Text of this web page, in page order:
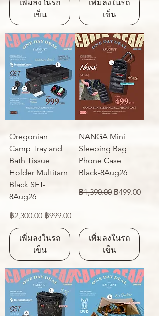
เพิ่มลงในรถ
เข็น
เพิ่มลงในรถ
เข็น
Oregonian
Camp Tray and
Bath Tissue
Holder Multitarn
Black SET-
8Aug26
ราคาปกติ
฿2,300.00 ราคาขายลด
฿999.00
เพิ่มลงในรถ
เข็น
NANGA Mini
Sleeping Bag
Phone Case
Black-8Aug26
ราคาปกติ
฿1,390.00 ราคาขายลด
฿499.00
เพิ่มลงในรถ
เข็น